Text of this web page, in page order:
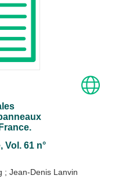
, Vol. 61 n°
; Jean-Denis Lanvin